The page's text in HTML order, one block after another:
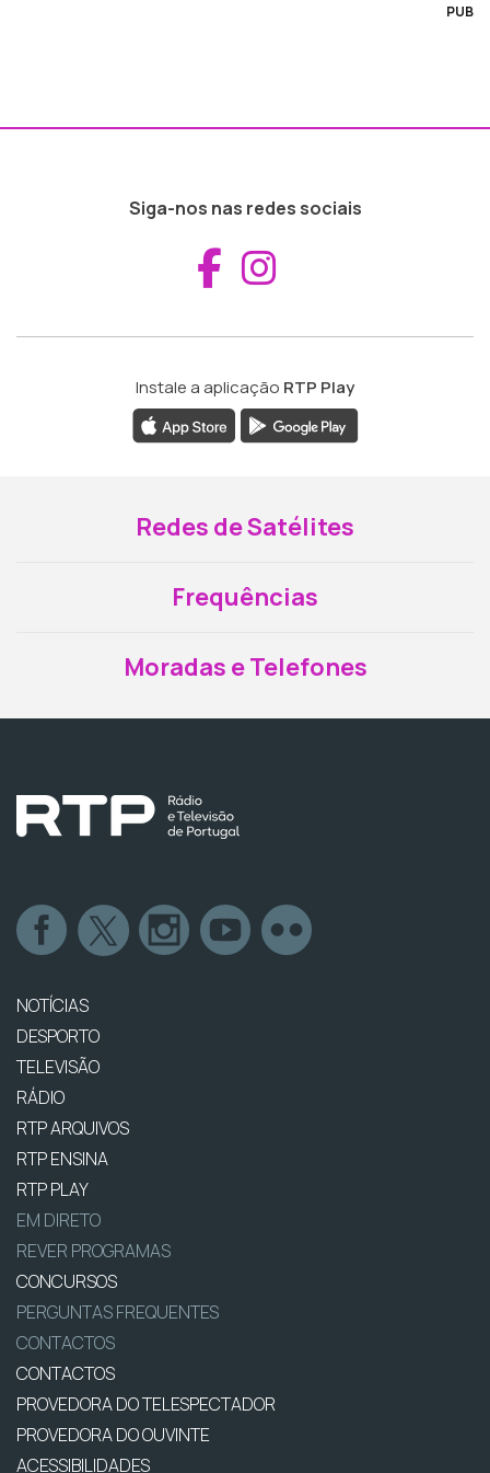
PUB
Siga-nos nas redes sociais
Aceder ao
Instale a aplicação RTP Play
Redes de Satélites
Frequências
Moradas e Telefones
NOTÍCIAS
DESPORTO
TELEVISÃO
RÁDIO
RTP ARQUIVOS
RTP ENSINA
RTP PLAY
EM DIRETO
REVER PROGRAMAS
CONCURSOS
PERGUNTAS FREQUENTES
CONTACTOS
CONTACTOS
PROVEDORA DO TELESPECTADOR
PROVEDORA DO OUVINTE
ACESSIBILIDADES